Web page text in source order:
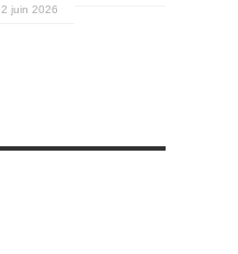
2 juin 2026